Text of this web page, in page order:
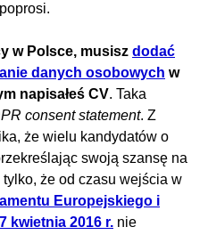
w Polsce, musisz dodać
danych osobowych w
napisałeś CV. Taka
consent statement. Z
że wielu kandydatów o
swoją szansę na
że od czasu wejścia w
Europejskiego i
kwietnia 2016 r. nie